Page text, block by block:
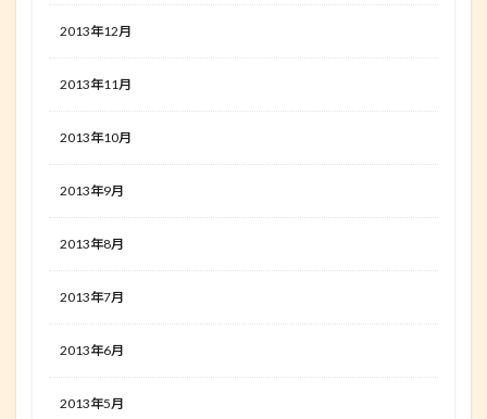
2013年12月
2013年11月
2013年10月
2013年9月
2013年8月
2013年7月
2013年6月
2013年5月